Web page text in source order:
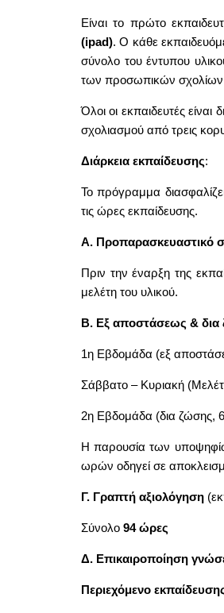
Είναι το πρώτο
(ipad). Ο κάθε
σύνολο του έντυπου
των προσωπικών σχολίων
Όλοι οι εκπαιδευτές είναι
σχολιασμού από τρεις
Διάρκεια εκπαίδευσης:
Το πρόγραμμα
τις ώρες εκπαίδευσης.
Α. Προπαρασκευαστικό
Πριν την έναρξη της
μελέτη του υλικού.
Β. Εξ αποστάσεως & δια
1η Εβδομάδα (εξ
Σάββατο – Κυριακή
2η Εβδομάδα (δια ζώσης,
Η παρουσία των
ωρών οδηγεί σε
Γ. Γραπτή αξιολόγηση
Σύνολο 94 ώρες
Δ. Επικαιροποίηση
Περιεχόμενο